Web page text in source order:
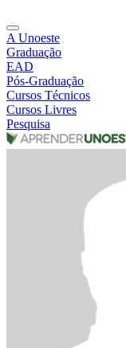
A Unoeste
Graduação
EAD
Pós-Graduação
Cursos Técnicos
Cursos Livres
Pesquisa